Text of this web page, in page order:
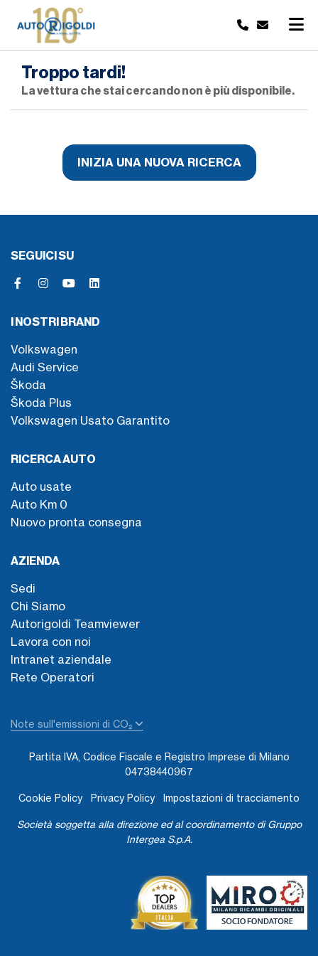
Troppo tardi!
La vettura che stai cercando non è più disponibile.
INIZIA UNA NUOVA RICERCA
SEGUICI SU
I NOSTRI BRAND
Volkswagen
Audi Service
Škoda
Škoda Plus
Volkswagen Usato Garantito
RICERCA AUTO
Auto usate
Auto Km 0
Nuovo pronta consegna
AZIENDA
Sedi
Chi Siamo
Autorigoldi Teamviewer
Lavora con noi
Intranet aziendale
Rete Operatori
Note sull'emissioni di CO₂
Partita IVA, Codice Fiscale e Registro Imprese di Milano
04738440967
Cookie Policy Privacy Policy Impostazioni di tracciamento
Società soggetta alla direzione ed al coordinamento di Gruppo
Intergea S.p.A.